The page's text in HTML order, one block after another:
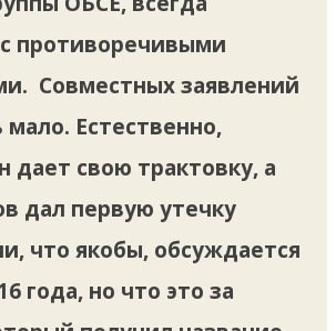
противоречивыми
Совместных заявлений
Естественно,
дает свою трактовку, а
дал первую утечку
что якобы, обсуждается
года, но что это за